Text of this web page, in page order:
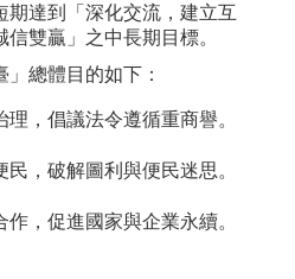
期達到「深化交流，建立互
雙贏」之中長期目標。
總體目的如下：
，倡議法令遵循重商譽。
，破解圖利與便民迷思。
，促進國家與企業永續。